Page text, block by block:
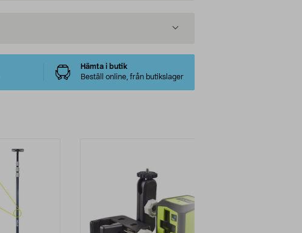
Hämta i butik
Beställ online, från butikslager